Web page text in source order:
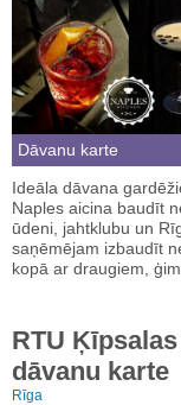
Dāvanu karte
Ideāla dāvana
Naples aicina baudīt
ūdeni, jahtklubu un
saņēmējam izbaudīt
kopā ar draugiem,
RTU
dāvanu karte
Rīga